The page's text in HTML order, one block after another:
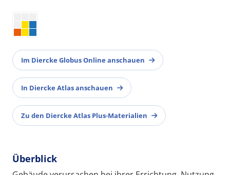
Im Diercke Globus Online anschauen
In Diercke Atlas anschauen
Zu den Diercke Atlas Plus-Materialien
Überblick